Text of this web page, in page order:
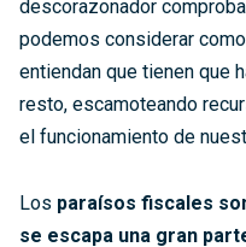
descorazonador
podemos considerar
entiendan que tienen que
resto, escamoteando
el funcionamiento de
Los paraísos fiscales
se escapa una gran